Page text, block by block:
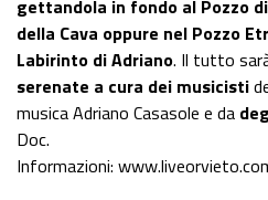
gettandola in fondo al Pozzo
della Cava oppure nel Pozzo
Labirinto di Adriano. Il tutto
serenate a cura dei musicisti
musica Adriano Casasole e da
Doc.
Informazioni: